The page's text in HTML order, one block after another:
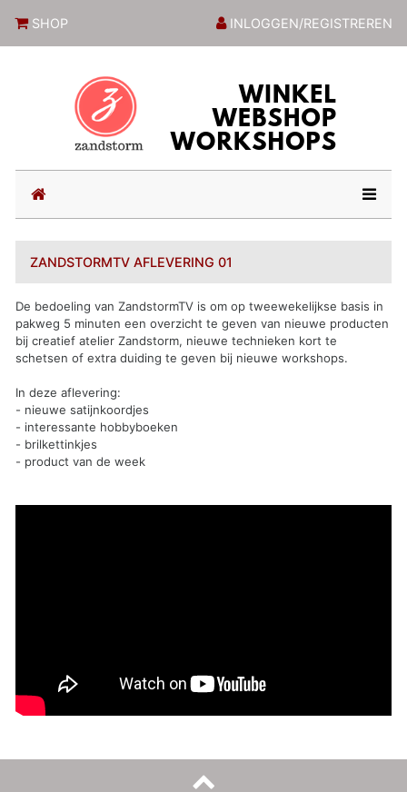
SHOP INLOGGEN/REGISTREREN
(current)
ZANDSTORMTV AFLEVERING 01
De bedoeling van ZandstormTV is om op tweewekelijkse basis in
pakweg 5 minuten een overzicht te geven van nieuwe producten
bij creatief atelier Zandstorm, nieuwe technieken kort te
schetsen of extra duiding te geven bij nieuwe workshops.
In deze aflevering:
- nieuwe satijnkoordjes
- interessante hobbyboeken
- brilkettinkjes
- product van de week